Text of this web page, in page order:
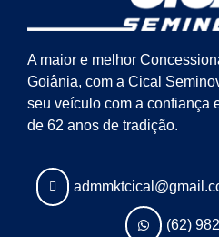
A maior e melhor
Goiânia, com a Cical
seu veículo com a confiança
de 62 anos de tradição.
(62)